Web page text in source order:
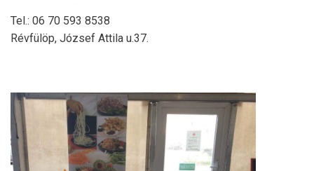
Tel.: 06 70 593 8538
Révfülöp, József Attila u.37.